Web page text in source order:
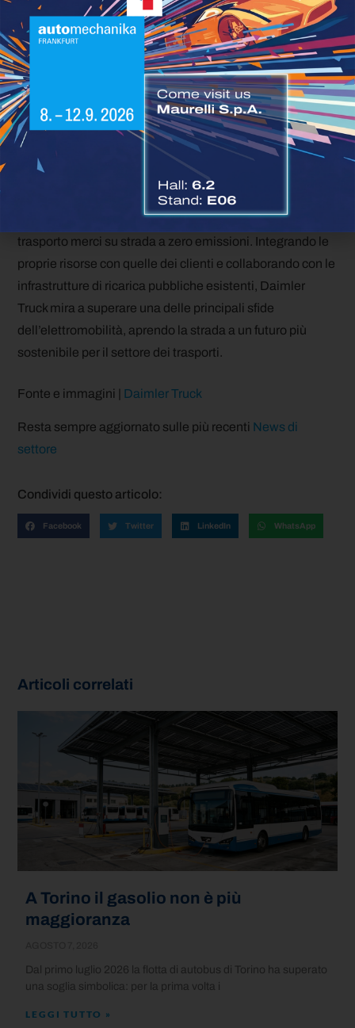
vantaggioso che copra l’intero ciclo di vita del veicolo
elettrico, dalla generazione di energia al suo
funzionamento. L’obiettivo è semplificare la transizione
verso l’elettromobilità, consentendo alle aziende di
sfruttare appieno il potenziale dei veicoli elettrici.
In conclusione, il piano di Daimler Truck per la creazione
della più grande rete di ricarica semi-pubblica in Europa
sotto il marchio TruckCharge rappresenta un passo
fondamentale verso l’accelerazione della transizione al
trasporto merci su strada a zero emissioni. Integrando le
proprie risorse con quelle dei clienti e collaborando con le
infrastrutture di ricarica pubbliche esistenti, Daimler
Truck mira a superare una delle principali sfide
dell’elettromobilità, aprendo la strada a un futuro più
sostenibile per il settore dei trasporti.
Fonte e immagini | Daimler Truck
Resta sempre aggiornato sulle più recenti News di
settore
Condividi questo articolo:
Facebook Twitter LinkedIn WhatsApp
Articoli correlati
A Torino il gasolio non è più
maggioranza
Dal primo luglio 2026 la flotta di autobus di Torino ha superato
una soglia simbolica: per la prima volta i
LEGGI TUTTO »